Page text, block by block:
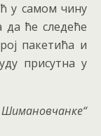
у самом чину
ће следеће
пакетића и
присутна у